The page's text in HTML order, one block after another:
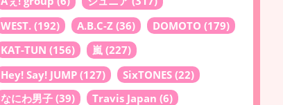
WEST. (192) A.B.C-Z (36) DOMOTO (179)
KAT-TUN (156) 嵐 (227)
Hey! Say! JUMP (127) SixTONES (22)
なにわ男子 (39) Travis Japan (6)